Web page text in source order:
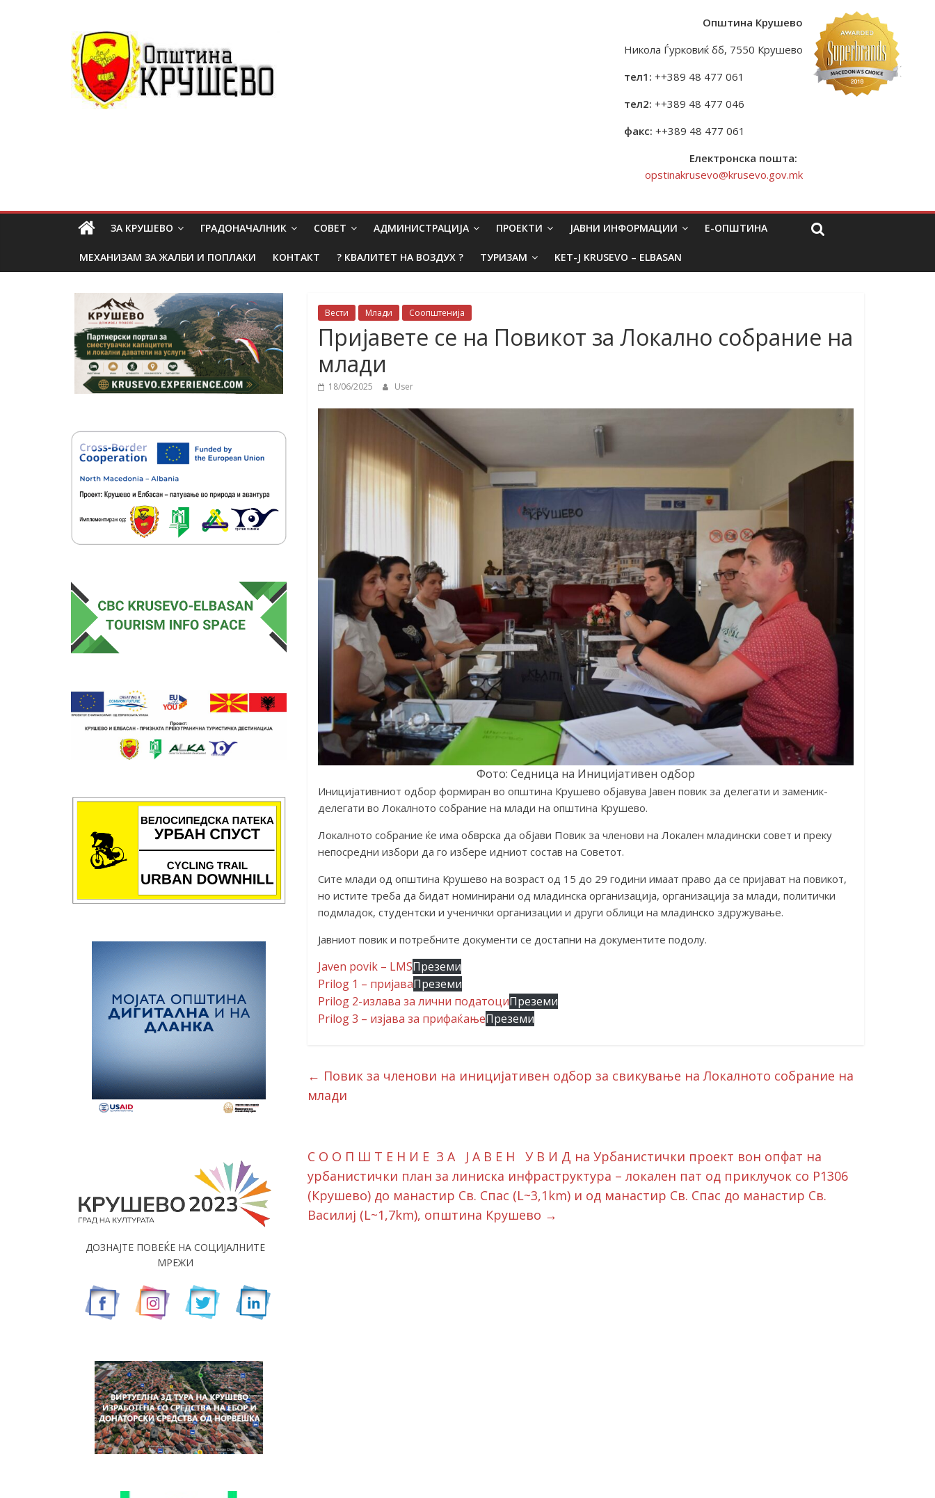
Општина Крушево
Никола Ѓурковиќ бб, 7550 Крушево
тел1: ++389 48 477 061
тел2: ++389 48 477 046
факс: ++389 48 477 061
Електронска пошта:
opstinakrusevo@krusevo.gov.mk
ЗА КРУШЕВО ГРАДОНАЧАЛНИК СОВЕТ АДМИНИСТРАЦИЈА ПРОЕКТИ ЈАВНИ ИНФОРМАЦИИ Е-ОПШТИНА
МЕХАНИЗАМ ЗА ЖАЛБИ И ПОПЛАКИ КОНТАКТ ? КВАЛИТЕТ НА ВОЗДУХ ? ТУРИЗАМ KET-J KRUSEVO – ELBASAN
Вести Млади Соопштенија
Пријавете се на Повикот за Локално собрание на
млади
18/06/2025 User
Фото: Седница на Иницијативен одбор
Иницијативниот одбор формиран во општина Крушево објавува Јавен повик за делегати и заменик-
делегати во Локалното собрание на млади на општина Крушево.
Локалното собрание ќе има обврска да објави Повик за членови на Локален младински совет и преку
непосредни избори да го избере идниот состав на Советот.
Сите млади од општина Крушево на возраст од 15 до 29 години имаат право да се пријават на повикот,
но истите треба да бидат номинирани од младинска организација, организација за млади, политички
подмладок, студентски и ученички организации и други облици на младинско здружување.
Јавниот повик и потребните документи се достапни на документите подолу.
Javen povik – LMSПреземи
Prilog 1 – пријаваПреземи
Prilog 2-излава за лични податоциПреземи
Prilog 3 – изјава за прифаќањеПреземи
← Повик за членови на иницијативен одбор за свикување на Локалното собрание на
млади
С О О П Ш Т Е Н И Е З А Ј А В Е Н У В И Д на Урбанистички проект вон опфат на
урбанистички план за линиска инфраструктура – локален пат од приклучок со Р1306
(Крушево) до манастир Св. Спас (L~3,1km) и од манастир Св. Спас до манастир Св.
Василиј (L~1,7km), општина Крушево →
ДОЗНАЈТЕ ПОВЕЌЕ НА СОЦИЈАЛНИТЕ
МРЕЖИ